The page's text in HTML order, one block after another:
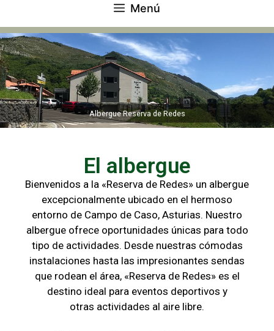
Menú
Albergue Reserva de Redes
El albergue
Bienvenidos a la «Reserva de Redes» un albergue
excepcionalmente ubicado en el hermoso
entorno de Campo de Caso, Asturias. Nuestro
albergue ofrece oportunidades únicas para todo
tipo de actividades. Desde nuestras cómodas
instalaciones hasta las impresionantes sendas
que rodean el área, «Reserva de Redes» es el
destino ideal para eventos deportivos y
otras actividades al aire libre.